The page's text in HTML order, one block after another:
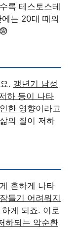
록 테스토스테
는 20대 때의
. 갱년기 남성
하 등이 나타
한 영향이라고
의 질이 저하
흔하게 나타
들기 어려워지
게 되죠. 이로
하되는 악순환